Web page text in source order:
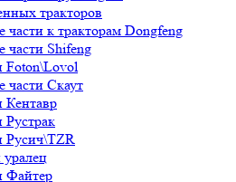
тракторов
части к тракторам Dongfeng
части Shifeng
Foton\Lovol
части Скаут
Кентавр
Рустрак
Русич\TZR
уралец
Файтер